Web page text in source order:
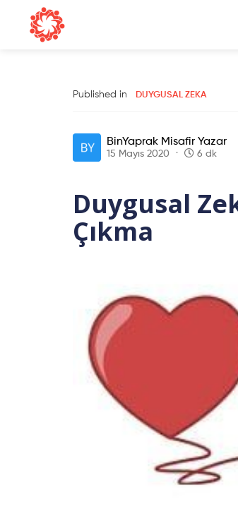
Published in DUYGUSAL ZEKA
BinYaprak Misafir Yazar
15 Mayıs 2020 6 dk
Duygusal
Çıkma